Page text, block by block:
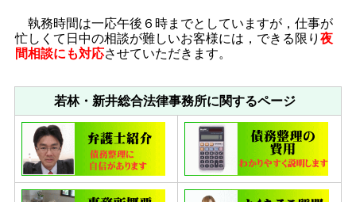
執務時間は一応午後６時までとしていますが，仕事が
忙しくて日中の相談が難しいお客様には，できる限り 夜
間相談にも対応させていただきます。
若林・新井総合法律事務所に関するページ